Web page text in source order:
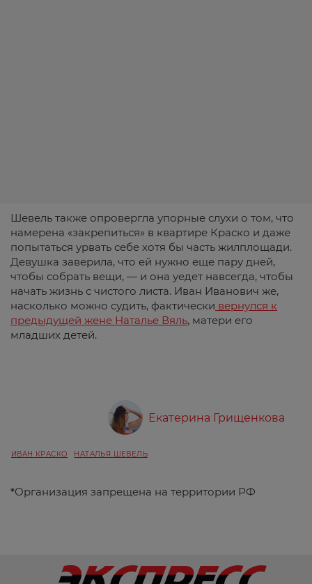
Шевель также опровергла упорные слухи о том, что
намерена «закрепиться» в квартире Краско и даже
попытаться урвать себе хотя бы часть жилплощади.
Девушка заверила, что ей нужно еще пару дней,
чтобы собрать вещи, — и она уедет навсегда, чтобы
начать жизнь с чистого листа. Иван Иванович же,
насколько можно судить, фактически вернулся к
предыдущей жене Наталье Вяль, матери его
младших детей.
Екатерина Грищенкова
ИВАН КРАСКО НАТАЛЬЯ ШЕВЕЛЬ
*Организация запрещена на территории РФ